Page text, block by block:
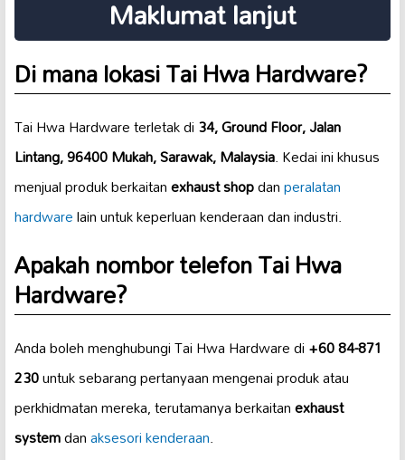
Maklumat lanjut
Di mana lokasi Tai Hwa Hardware?
Tai Hwa Hardware terletak di34, Ground Floor, Jalan
Lintang, 96400 Mukah, Sarawak, Malaysia. Kedai ini khusus
menjual produk berkaitanexhaust shopdanperalatan
hardwarelain untuk keperluan kenderaan dan industri.
Apakah nombor telefon Tai Hwa
Hardware?
Anda boleh menghubungi Tai Hwa Hardware di+60 84-871
230untuk sebarang pertanyaan mengenai produk atau
perkhidmatan mereka, terutamanya berkaitanexhaust
systemdanaksesori kenderaan.